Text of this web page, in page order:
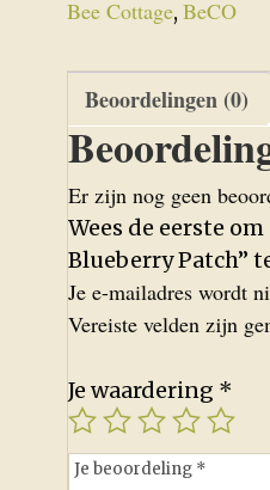
aantal
Bee Cottage, BeCO
Beoordelingen (0)
Er zijn nog geen
Wees de eerste
Blueberry Patch”
Je e-mailadres wordt
Vereiste velden zijn
Je waardering *